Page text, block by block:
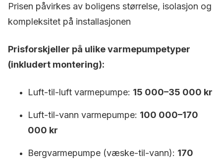
Prisen påvirkes av boligens størrelse, isolasjon og
kompleksitet på installasjonen
Prisforskjeller på ulike varmepumpetyper
(inkludert montering):
Luft-til-luft varmepumpe: 15 000–35 000 kr
Luft-til-vann varmepumpe: 100 000–170
000 kr
Bergvarmepumpe (væske-til-vann): 170